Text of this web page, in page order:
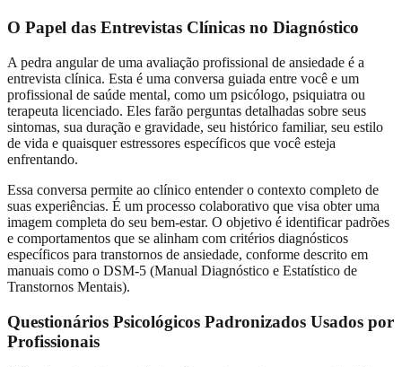
O Papel das Entrevistas Clínicas no Diagnóstico
A pedra angular de uma avaliação profissional de ansiedade é a
entrevista clínica. Esta é uma conversa guiada entre você e um
profissional de saúde mental, como um psicólogo, psiquiatra ou
terapeuta licenciado. Eles farão perguntas detalhadas sobre seus
sintomas, sua duração e gravidade, seu histórico familiar, seu estilo
de vida e quaisquer estressores específicos que você esteja
enfrentando.
Essa conversa permite ao clínico entender o contexto completo de
suas experiências. É um processo colaborativo que visa obter uma
imagem completa do seu bem-estar. O objetivo é identificar padrões
e comportamentos que se alinham com critérios diagnósticos
específicos para transtornos de ansiedade, conforme descrito em
manuais como o DSM-5 (Manual Diagnóstico e Estatístico de
Transtornos Mentais).
Questionários Psicológicos Padronizados Usados por
Profissionais